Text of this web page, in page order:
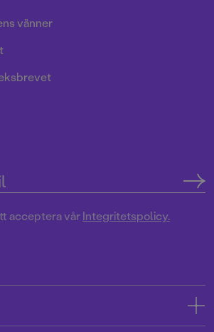
vänner
acceptera vårIntegritetspolicy.